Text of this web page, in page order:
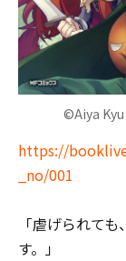
©Aiya
https://
_no/001
「虐げられて
す。」